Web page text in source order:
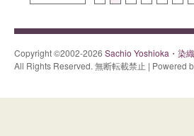
Copyright ©2002-2026 Sachio Yoshioka・染
All Rights Reserved. 無断転載禁止 | Powered